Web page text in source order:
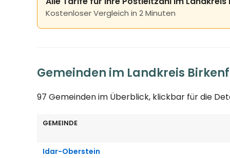
Kostenloser Vergleich in 2 Minuten
Gemeinden im Landkreis
97 Gemeinden im Überblick, klickbar für die
GEMEINDE
Idar-Oberstein